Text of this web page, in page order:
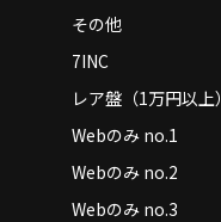
その他
7INC
レア盤（1万円以上）
Webのみ no.1
Webのみ no.2
Webのみ no.3